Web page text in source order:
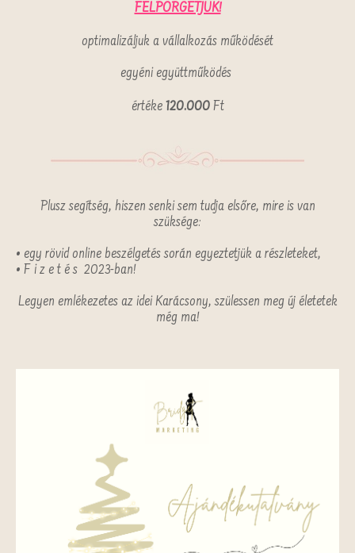
FELPÖRGETJÜK!
optimalizáljuk a vállalkozás működését
egyéni együttműködés
értéke 120.000Ft
Plusz segítség, hiszen senki sem tudja elsőre, mire is van
szüksége:
• egy rövid online beszélgetés során egyeztetjük a részleteket,
• F i z e t é s 2023-ban!
Legyen emlékezetes az idei Karácsony, szülessen meg új életetek
még ma!